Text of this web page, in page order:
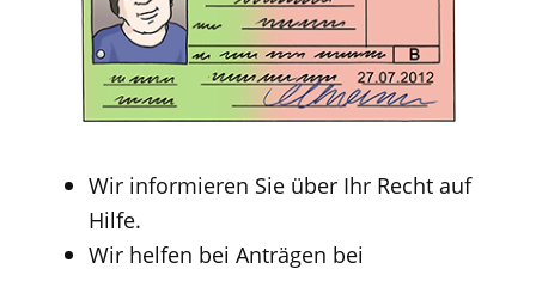
Wir informieren Sie über Ihr Recht auf
Hilfe.
Wir helfen bei Anträgen bei